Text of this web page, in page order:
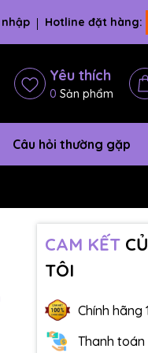
Hotline đặt hàng:
Yêu thích
0 Sản phẩm
Câu hỏi thường gặp
CAM KẾT
TÔI
Chính hãng
Thanh